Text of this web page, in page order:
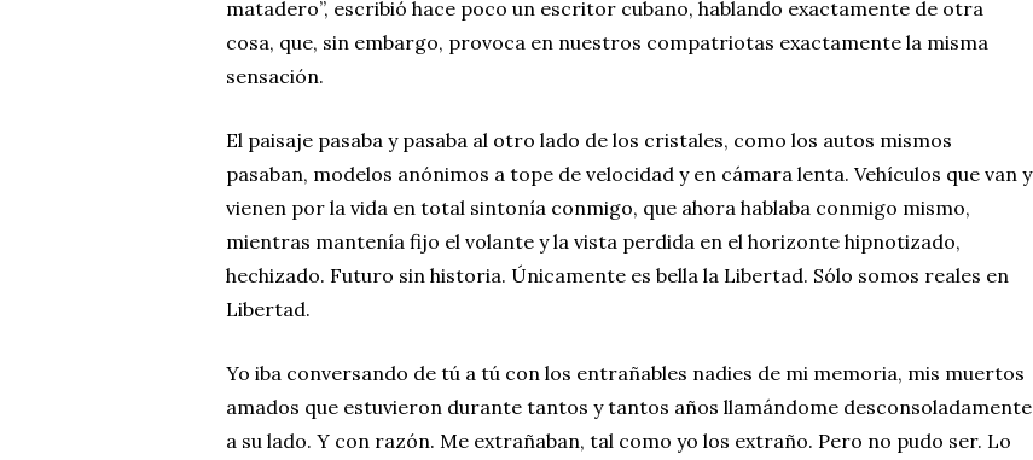
matadero”, escribió hace poco un escritor cubano, hablando exactamente de otra
cosa, que, sin embargo, provoca en nuestros compatriotas exactamente la misma
sensación.
El paisaje pasaba y pasaba al otro lado de los cristales, como los autos mismos
pasaban, modelos anónimos a tope de velocidad y en cámara lenta. Vehículos que van y
vienen por la vida en total sintonía conmigo, que ahora hablaba conmigo mismo,
mientras mantenía fijo el volante y la vista perdida en el horizonte hipnotizado,
hechizado. Futuro sin historia. Únicamente es bella la Libertad. Sólo somos reales en
Libertad.
Yo iba conversando de tú a tú con los entrañables nadies de mi memoria, mis muertos
amados que estuvieron durante tantos y tantos años llamándome desconsoladamente
a su lado. Y con razón. Me extrañaban, tal como yo los extraño. Pero no pudo ser. Lo